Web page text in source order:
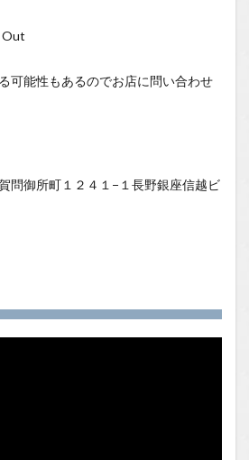
Out
可能性もあるのでお店に問い合わせ
問御所町１２４１−１長野銀座信越ビ